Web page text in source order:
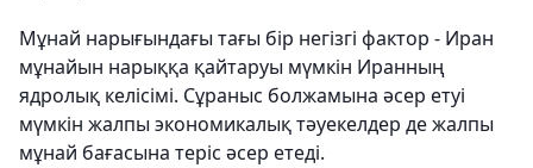
Мұнай нарығындағы тағы бір негізгі фактор - Иран
мұнайын нарыққа қайтаруы мүмкін Иранның
ядролық келісімі. Сұраныс болжамына әсер етуі
мүмкін жалпы экономикалық тәуекелдер де жалпы
мұнай бағасына теріс әсер етеді.